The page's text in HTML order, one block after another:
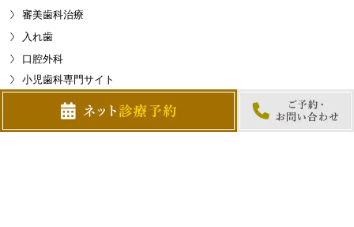
審美歯科治療
入れ歯
口腔外科
小児歯科専門サイト
小児矯正専門サイト